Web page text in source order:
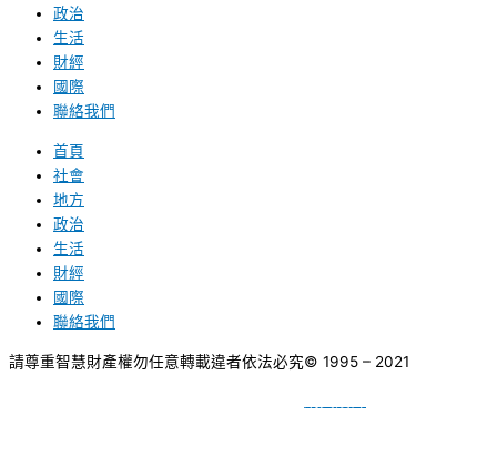
政治
生活
財經
國際
聯絡我們
首頁
社會
地方
政治
生活
財經
國際
聯絡我們
請尊重智慧財產權勿任意轉載違者依法必究© 1995 – 2021